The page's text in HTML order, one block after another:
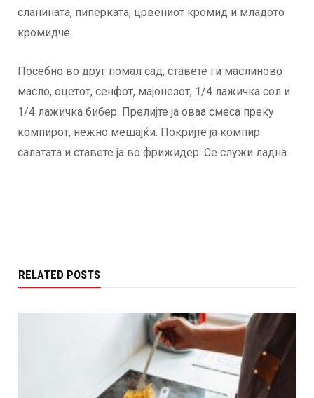
сланината, пиперката, црвениот кромид и младото
кромидче.
Посебно во друг помал сад, ставете ги маслиново
масло, оцетот, сенфот, мајонезот, 1/4 лажичка сол и
1/4 лажичка бибер. Прелијте ја оваа смеса преку
компирот, нежно мешајќи. Покријте ја компир
салатата и ставете ја во фрижидер. Се служи ладна.
RELATED POSTS